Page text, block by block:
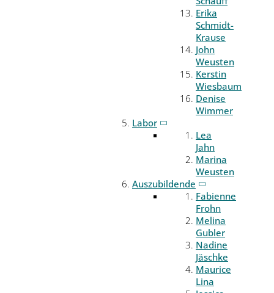
Erika
Schmidt-
Krause
John
Weusten
Kerstin
Wiesbaum
Denise
Wimmer
Labor
Lea
Jahn
Marina
Weusten
Auszubildende
Fabienne
Frohn
Melina
Gubler
Nadine
Jäschke
Maurice
Lina